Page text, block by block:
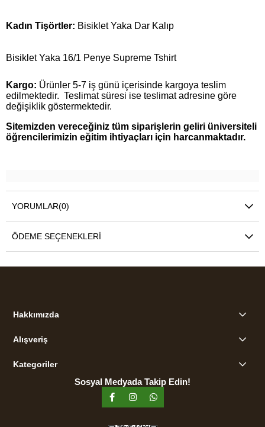
Kadın Tişörtler: Bisiklet Yaka Dar Kalıp
Bisiklet Yaka 16/1 Penye Supreme Tshirt
Kargo: Ürünler 5-7 iş günü içerisinde kargoya teslim
edilmektedir. Teslimat süresi ise teslimat adresine göre
değişiklik göstermektedir.
Sitemizden vereceğiniz tüm siparişlerin geliri üniversiteli
öğrencilerimizin eğitim ihtiyaçları için harcanmaktadır.
YORUMLAR(0)
ÖDEME SEÇENEKLERI
Hakkımızda
Alışveriş
Kategoriler
Sosyal Medyada Takip Edin!